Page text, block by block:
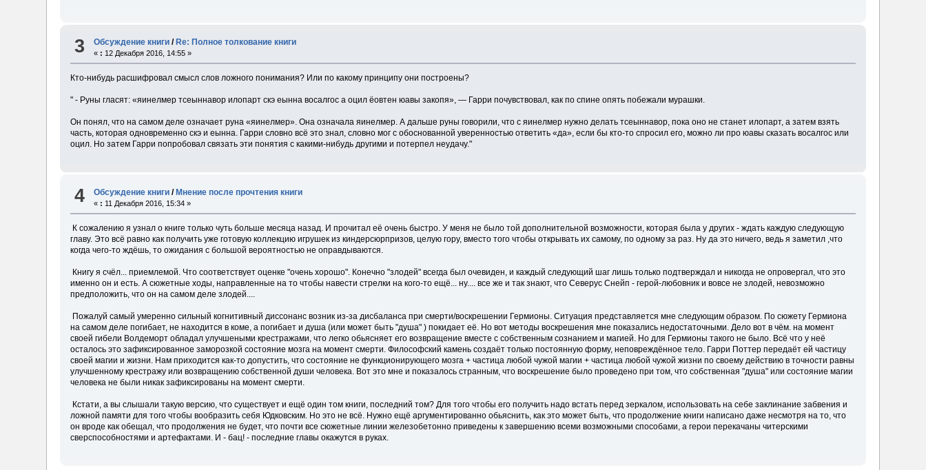
3 Обсуждение книги / Re: Полное толкование книги
« : 12 Декабря 2016, 14:55 »
Кто-нибудь расшифровал смысл слов ложного понимания? Или по какому принципу они построены?
" - Руны гласят: «яинелмер тсеыннавор илопарт скэ еынна восалгос а оцил ёовтен юавы закопя», — Гарри почувствовал, как по спине опять побежали мурашки.
Он понял, что на самом деле означает руна «яинелмер». Она означала яинелмер. А дальше руны говорили, что с яинелмер нужно делать тсеыннавор, пока оно не станет илопарт, а затем взять
часть, которая одновременно скэ и еынна. Гарри словно всё это знал, словно мог с обоснованной уверенностью ответить «да», если бы кто-то спросил его, можно ли про юавы сказать восалгос или
оцил. Но затем Гарри попробовал связать эти понятия с какими-нибудь другими и потерпел неудачу."
4 Обсуждение книги /Мнение после прочтения книги
« : 11 Декабря 2016, 15:34 »
К сожалению я узнал о книге только чуть больше месяца назад. И прочитал её очень быстро. У меня не было той дополнительной возможности, которая была у других - ждать каждую следующую
главу. Это всё равно как получить уже готовую коллекцию игрушек из киндерсюрпризов, целую гору, вместо того чтобы открывать их самому, по одному за раз. Ну да это ничего, ведь я заметил ,что
когда чего-то ждёшь, то ожидания с большой вероятностью не оправдываются.
Книгу я счёл... приемлемой. Что соответствует оценке "очень хорошо". Конечно "злодей" всегда был очевиден, и каждый следующий шаг лишь только подтверждал и никогда не опровергал, что это
именно он и есть. А сюжетные ходы, направленные на то чтобы навести стрелки на кого-то ещё... ну.... все же и так знают, что Северус Снейп - герой-любовник и вовсе не злодей, невозможно
предположить, что он на самом деле злодей....
Пожалуй самый умеренно сильный когнитивный диссонанс возник из-за дисбаланса при смерти/воскрешении Гермионы. Ситуация представляется мне следующим образом. По сюжету Гермиона
на самом деле погибает, не находится в коме, а погибает и душа (или может быть "душа" ) покидает её. Но вот методы воскрешения мне показались недостаточными. Дело вот в чём. на момент
своей гибели Волдеморт обладал улучшеными крестражами, что легко обьясняет его возвращение вместе с собственным сознанием и магией. Но для Гермионы такого не было. Всё что у неё
осталось это зафиксированное заморозкой состояние мозга на момент смерти. Философский камень создаёт только постоянную форму, неповреждённое тело. Гарри Поттер передаёт ей частицу
своей магии и жизни. Нам приходится как-то допустить, что состояние не функционирующего мозга + частица любой чужой магии + частица любой чужой жизни по своему действию в точности равны
улучшенному крестражу или возвращению собственной души человека. Вот это мне и показалось странным, что воскрешение было проведено при том, что собственная "душа" или состояние магии
человека не были никак зафиксированы на момент смерти.
Кстати, а вы слышали такую версию, что существует и ещё один том книги, последний том? Для того чтобы его получить надо встать перед зеркалом, использовать на себе заклинание забвения и
ложной памяти для того чтобы вообразить себя Юдковским. Но это не всё. Нужно ещё аргументированно обьяснить, как это может быть, что продолжение книги написано даже несмотря на то, что
он вроде как обещал, что продолжения не будет, что почти все сюжетные линии железобетонно приведены к завершению всеми возможными способами, а герои перекачаны читерскими
сверспособностями и артефактами. И - бац! - последние главы окажутся в руках.